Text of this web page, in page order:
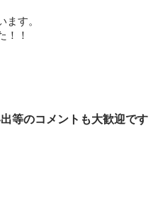
す。
！！
等のコメントも大歓迎です